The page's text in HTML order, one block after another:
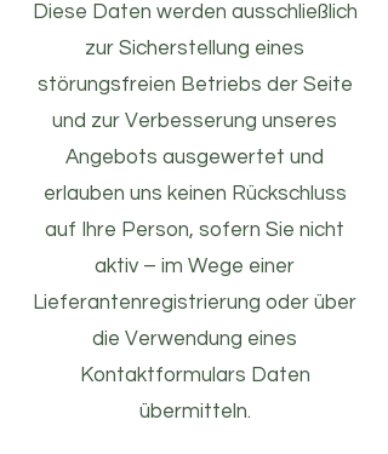
Diese Daten werden ausschließlich
zur Sicherstellung eines
störungsfreien Betriebs der Seite
und zur Verbesserung unseres
Angebots ausgewertet und
erlauben uns keinen Rückschluss
auf Ihre Person, sofern Sie nicht
aktiv – im Wege einer
Lieferantenregistrierung oder über
die Verwendung eines
Kontaktformulars Daten
übermitteln.